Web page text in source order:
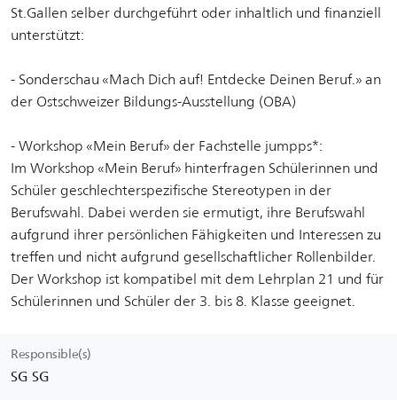
St.Gallen selber durchgeführt oder inhaltlich und finanziell
unterstützt:
- Sonderschau «Mach Dich auf! Entdecke Deinen Beruf.» an
der Ostschweizer Bildungs-Ausstellung (OBA)
- Workshop «Mein Beruf» der Fachstelle jumpps*:
Im Workshop «Mein Beruf» hinterfragen Schülerinnen und
Schüler geschlechterspezifische Stereotypen in der
Berufswahl. Dabei werden sie ermutigt, ihre Berufswahl
aufgrund ihrer persönlichen Fähigkeiten und Interessen zu
treffen und nicht aufgrund gesellschaftlicher Rollenbilder.
Der Workshop ist kompatibel mit dem Lehrplan 21 und für
Schülerinnen und Schüler der 3. bis 8. Klasse geeignet.
Responsible(s)
SG SG